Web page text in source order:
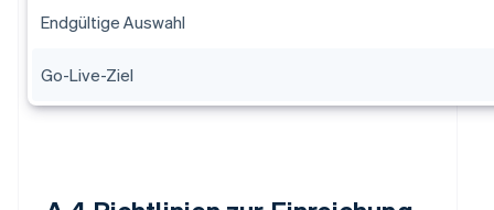
Endgültige Auswahl
Go-Live-Ziel